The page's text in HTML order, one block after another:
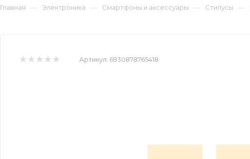
Главная — Электроника — Смартфоны и аксессуары — Стилусы —
Артикул: 6930878765418